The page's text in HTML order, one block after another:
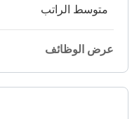
متوسط الراتب
عرض الوظائف